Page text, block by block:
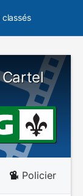
classés
Cartel
Policier